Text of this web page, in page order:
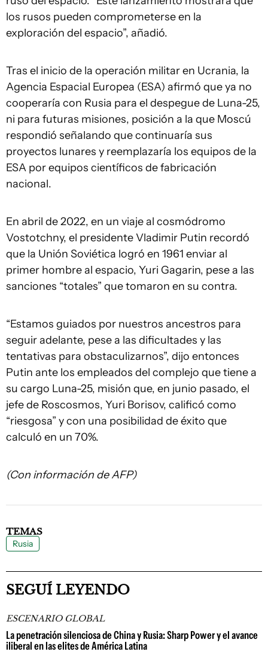
los rusos pueden comprometerse en la
exploración del espacio”, añadió.
Tras el inicio de la operación militar en Ucrania, la
Agencia Espacial Europea (ESA) afirmó que ya no
cooperaría con Rusia para el despegue de Luna-25,
ni para futuras misiones, posición a la que Moscú
respondió señalando que continuaría sus
proyectos lunares y reemplazaría los equipos de la
ESA por equipos científicos de fabricación
nacional.
En abril de 2022, en un viaje al cosmódromo
Vostotchny, el presidente Vladimir Putin recordó
que la Unión Soviética logró en 1961 enviar al
primer hombre al espacio, Yuri Gagarin, pese a las
sanciones “totales” que tomaron en su contra.
“Estamos guiados por nuestros ancestros para
seguir adelante, pese a las dificultades y las
tentativas para obstaculizarnos”, dijo entonces
Putin ante los empleados del complejo que tiene a
su cargo Luna-25, misión que, en junio pasado, el
jefe de Roscosmos, Yuri Borisov, calificó como
“riesgosa” y con una posibilidad de éxito que
calculó en un 70%.
(Con información de AFP)
TEMAS
Rusia
SEGUÍ LEYENDO
ESCENARIO GLOBAL
La penetración silenciosa de China y Rusia: Sharp Power y el avance
iliberal en las elites de América Latina